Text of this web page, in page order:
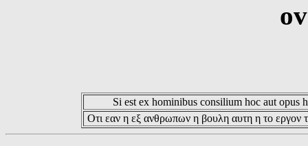
Si est ex hominibus consilium hoc aut opus
Οτι εαν η εξ ανθρωπων η βουλη αυτη η το εργον